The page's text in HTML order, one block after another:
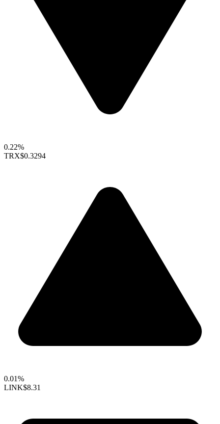
0.22%
TRX$0.3294
0.01%
LINK$8.31